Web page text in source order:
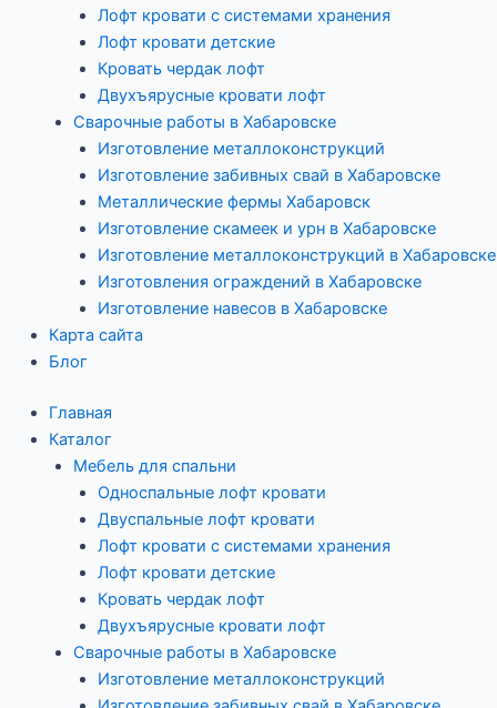
Лофт кровати с системами хранения
Лофт кровати детские
Кровать чердак лофт
Двухъярусные кровати лофт
Сварочные работы в Хабаровске
Изготовление металлоконструкций
Изготовление забивных свай в Хабаровске
Металлические фермы Хабаровск
Изготовление скамеек и урн в Хабаровске
Изготовление металлоконструкций в Хабаровске
Изготовления ограждений в Хабаровске
Изготовление навесов в Хабаровске
Карта сайта
Блог
Главная
Каталог
Мебель для спальни
Односпальные лофт кровати
Двуспальные лофт кровати
Лофт кровати с системами хранения
Лофт кровати детские
Кровать чердак лофт
Двухъярусные кровати лофт
Сварочные работы в Хабаровске
Изготовление металлоконструкций